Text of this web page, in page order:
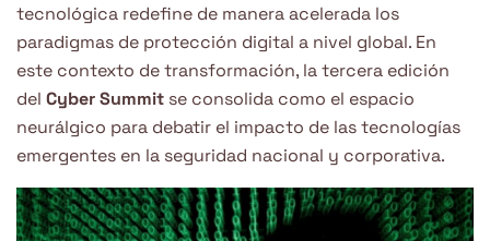
tecnológica redefine de manera acelerada los
paradigmas de protección digital a nivel global. En
este contexto de transformación, la tercera edición
del Cyber Summit se consolida como el espacio
neurálgico para debatir el impacto de las tecnologías
emergentes en la seguridad nacional y corporativa.